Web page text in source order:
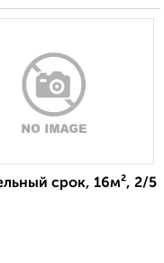
срок, 16м², 2/5